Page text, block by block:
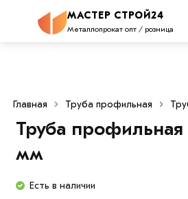
МАСТЕР СТРОЙ24
Металлопрокат опт / розница
Каталог
Главная Труба профильная
Труба
мм
Есть в наличии